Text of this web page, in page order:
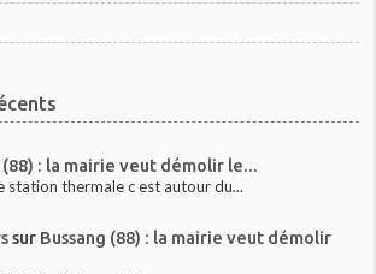
(88) : la mairie veut démolir le...
station thermale c est autour du...
sur Bussang (88) : la mairie veut démolir